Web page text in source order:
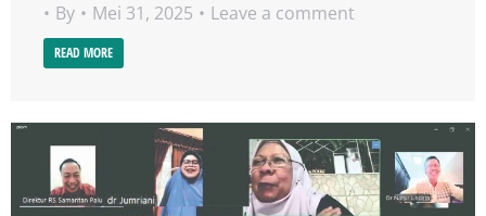
By
Mei 31, 2025 Leave a comment
READ MORE